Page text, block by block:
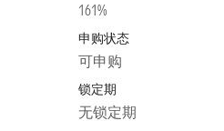
161%
申购状态
可申购
锁定期
无锁定期